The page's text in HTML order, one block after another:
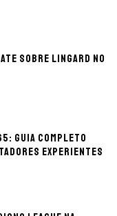
sobre Lingard no
guia completo
experientes